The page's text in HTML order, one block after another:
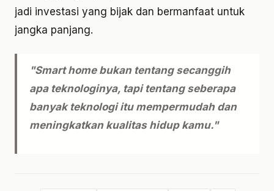
jadi investasi yang bijak dan bermanfaat untuk
jangka panjang.
"Smart home bukan tentang secanggih
apa teknologinya, tapi tentang seberapa
banyak teknologi itu mempermudah dan
meningkatkan kualitas hidup kamu."